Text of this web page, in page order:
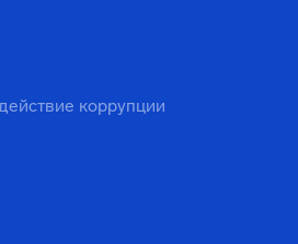
коррупции